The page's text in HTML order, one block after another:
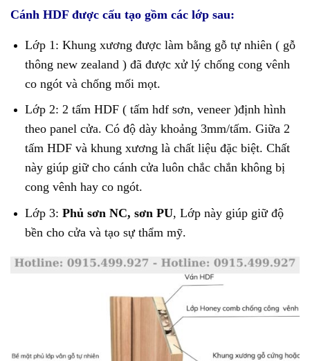
Cánh HDF được cấu tạo gồm các lớp sau:
Lớp 1: Khung xương được làm bằng gỗ tự nhiên ( gỗ
thông new zealand ) đã được xử lý chống cong vênh
co ngót và chống mối mọt.
Lớp 2: 2 tấm HDF ( tấm hdf sơn, veneer )định hình
theo panel cửa. Có độ dày khoảng 3mm/tấm. Giữa 2
tấm HDF và khung xương là chất liệu đặc biệt. Chất
này giúp giữ cho cánh cửa luôn chắc chắn không bị
cong vênh hay co ngót.
Lớp 3: Phủ sơn NC, sơn PU, Lớp này giúp giữ độ
bền cho cửa và tạo sự thẩm mỹ.